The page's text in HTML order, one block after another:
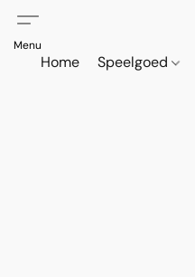
Home Speelgoed